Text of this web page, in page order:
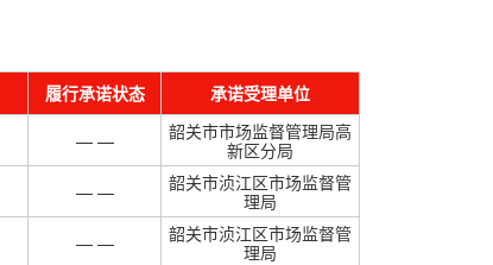
履行承诺状态
承诺受理单位
— —
韶关市市场监督管理局高
新区分局
— —
韶关市浈江区市场监督管
理局
— —
韶关市浈江区市场监督管
理局